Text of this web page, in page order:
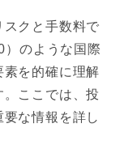
クと手数料で
のような国際
を的確に理解
ここでは、投
な情報を詳し